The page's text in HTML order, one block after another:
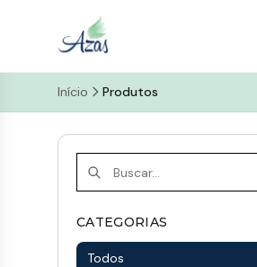
Início Produtos
CATEGORIAS
Todos